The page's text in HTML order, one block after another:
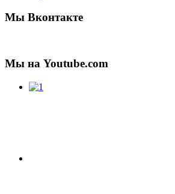
Мы Вконтакте
Мы на Youtube.com